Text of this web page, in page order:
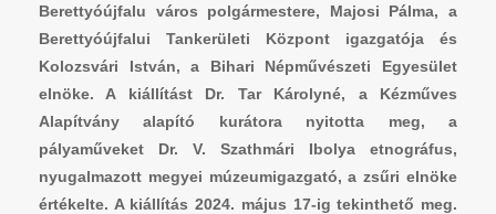
Berettyóújfalu város polgármestere, Majosi Pálma, a
Berettyóújfalui Tankerületi Központ igazgatója és
Kolozsvári István, a Bihari Népművészeti Egyesület
elnöke. A kiállítást Dr. Tar Károlyné, a Kézműves
Alapítvány alapító kurátora nyitotta meg, a
pályaműveket Dr. V. Szathmári Ibolya etnográfus,
nyugalmazott megyei múzeumigazgató, a zsűri elnöke
értékelte. A kiállítás 2024. május 17-ig tekinthető meg.